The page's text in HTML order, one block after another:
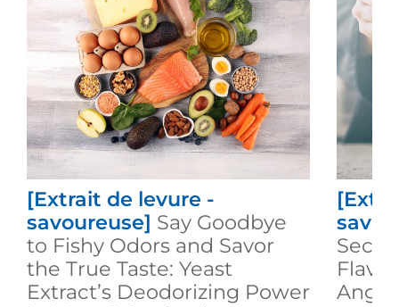
[Extrait de levure -
savoureuse] Say Goodbye
to Fishy Odors and Savor
the True Taste: Yeast
Extract’s Deodorizing Power